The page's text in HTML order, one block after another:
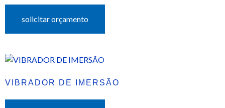
solicitar orçamento
VIBRADOR DE IMERSÃO